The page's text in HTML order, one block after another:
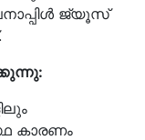
ജ്യൂസ്
കാരണം